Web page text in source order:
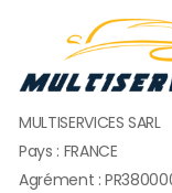
MULTISERVICES SARL
Pays : FRANCE
Agrément :